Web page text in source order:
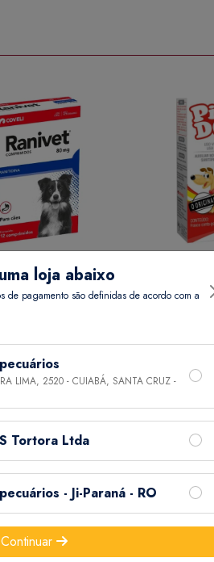
80 MG COMP 12
Ver
loja abaixo
de pagamento são definidas de acordo com a
LIMA, 2520 - CUIABÁ, SANTA CRUZ -
Tortora Ltda
- Ji-Paraná - RO
Continuar